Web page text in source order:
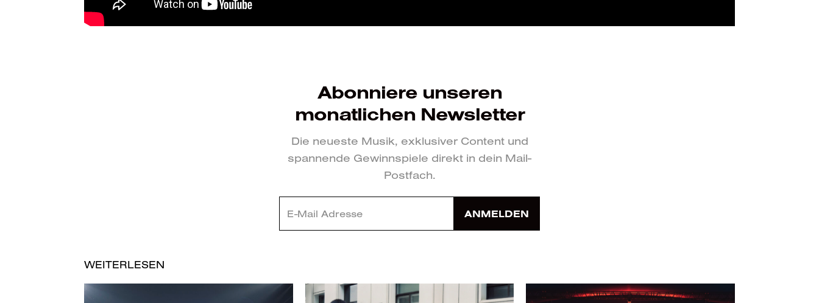
Abonniere unseren
monatlichen Newsletter
Die neueste Musik, exklusiver Content und
spannende Gewinnspiele direkt in dein Mail-
Postfach.
ANMELDEN
WEITERLESEN